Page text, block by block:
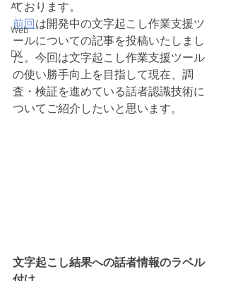
AI
Web
DX
ております。
前回は開発中の文字起こし作業支援ツ
ールについての記事を投稿いたしまし
た。今回は文字起こし作業支援ツール
の使い勝手向上を目指して現在、調
査・検証を進めている話者認識技術に
ついてご紹介したいと思います。
文字起こし結果への話者情報のラベル